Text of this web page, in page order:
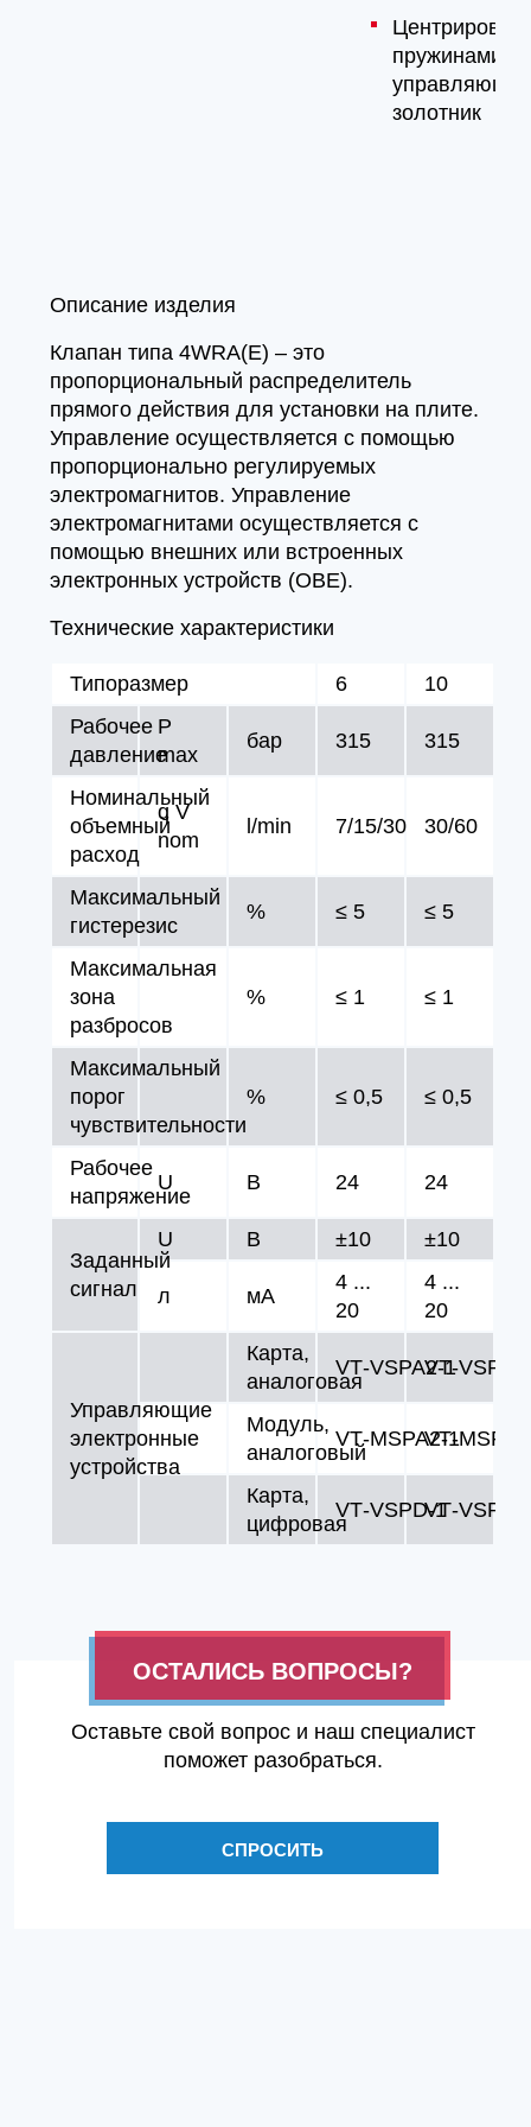
пружинами
золотник
Описание изделия
Клапан типа 4WRA(E) – это
пропорциональный распределитель
прямого действия для установки на плите.
Управление осуществляется с помощью
пропорционально регулируемых
электромагнитов. Управление
электромагнитами осуществляется с
помощью внешних или встроенных
электронных устройств (OBE).
Технические характеристики
Типоразмер 6
10
Рабочее
давление
P
max
бар 315 315
Номинальный
объемный
расход
q V
nom
l/min 7/15/30 30/60
Максимальный
гистерезис
% ≤ 5 ≤ 5
Максимальная
зона
разбросов
% ≤ 1 ≤ 1
Максимальный
порог
чувствительности
% ≤ 0,5 ≤ 0,5
Рабочее
напряжение
U В 24 24
Заданный
сигнал
U В ±10 ±10
л мA
4 ...
20
4 ...
20
Управляющие
электронные
устройства
Карта,
аналоговая
VT‑VSPA2‑1
Модуль,
аналоговый
VT‑MSPA2‑1
Карта,
цифровая
VT‑VSPD‑1
ОСТАЛИСЬ ВОПРОСЫ?
Оставьте свой вопрос и наш специалист
поможет разобраться.
СПРОСИТЬ